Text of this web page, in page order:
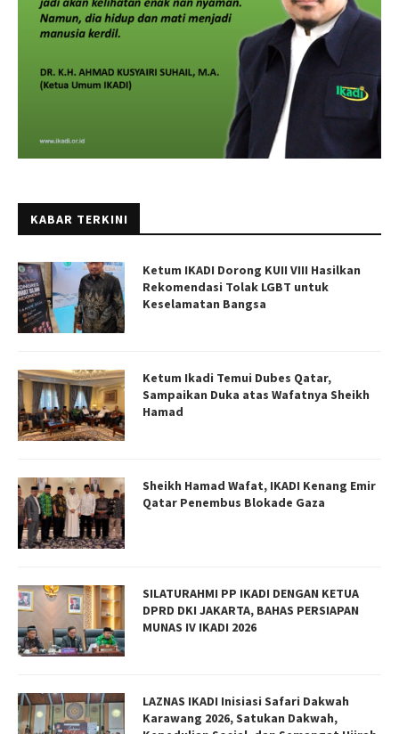
KABAR TERKINI
Ketum IKADI Dorong KUII VIII Hasilkan
Rekomendasi Tolak LGBT untuk
Keselamatan Bangsa
Ketum Ikadi Temui Dubes Qatar,
Sampaikan Duka atas Wafatnya Sheikh
Hamad
Sheikh Hamad Wafat, IKADI Kenang Emir
Qatar Penembus Blokade Gaza
SILATURAHMI PP IKADI DENGAN KETUA
DPRD DKI JAKARTA, BAHAS PERSIAPAN
MUNAS IV IKADI 2026
LAZNAS IKADI Inisiasi Safari Dakwah
Karawang 2026, Satukan Dakwah,